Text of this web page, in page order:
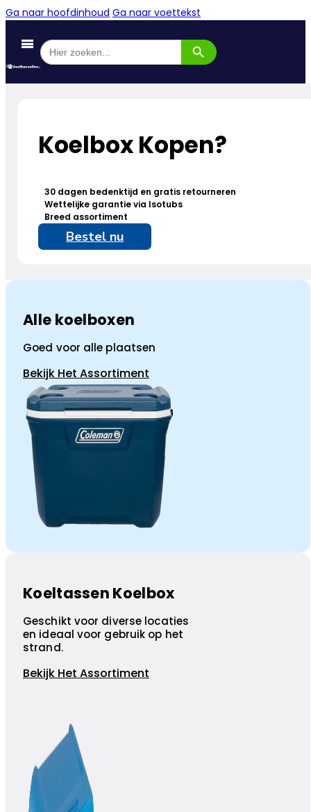
Ga naar hoofdinhoud Ga naar voettekst
Zoek
naar:
Zoekknop
Koelbox Kopen?
30 dagen bedenktijd en gratis retourneren
Wettelijke garantie via Isotubs
Breed assortiment
Bestel nu
Alle koelboxen
Goed voor alle plaatsen
Bekijk Het Assortiment
Koeltassen Koelbox
Geschikt voor diverse locaties
en ideaal voor gebruik op het
strand.
Bekijk Het Assortiment